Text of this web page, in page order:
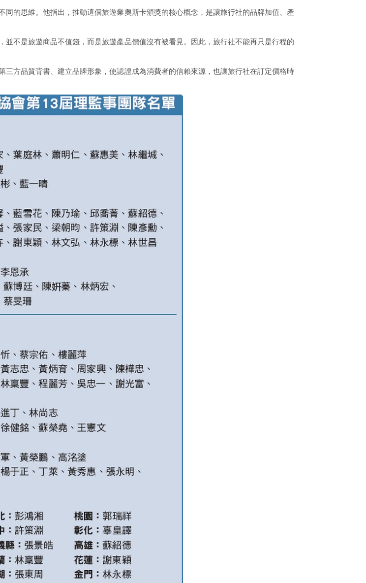
的思維。他指出，推動這個旅遊業奧斯卡頒獎的核心概念，是讓旅行社的品牌加值、產
不是旅遊商品不值錢，而是旅遊產品價值沒有被看見。因此，旅行社不能再只是行程的
方品質背書、建立品牌形象，使認證成為消費者的信賴來源，也讓旅行社在訂定價格時